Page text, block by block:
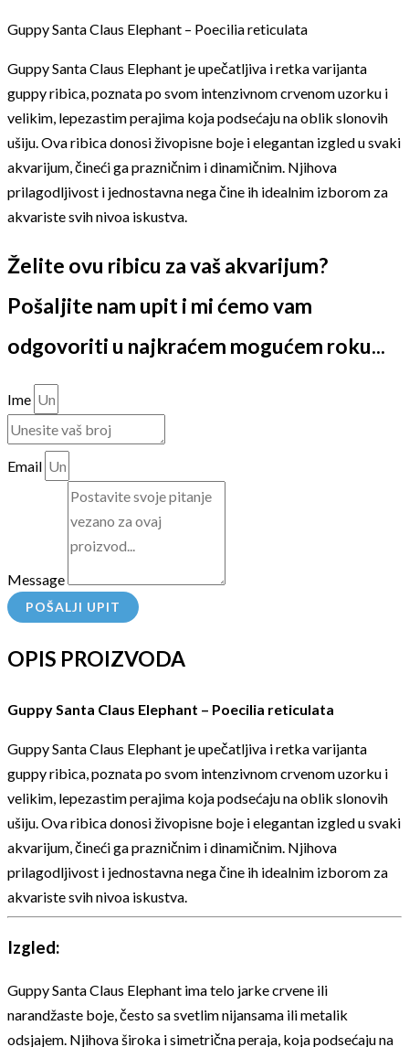
Guppy Santa Claus Elephant – Poecilia reticulata
Guppy Santa Claus Elephant je upečatljiva i retka varijanta
guppy ribica, poznata po svom intenzivnom crvenom uzorku i
velikim, lepezastim perajima koja podsećaju na oblik slonovih
ušiju. Ova ribica donosi živopisne boje i elegantan izgled u svaki
akvarijum, čineći ga prazničnim i dinamičnim. Njihova
prilagodljivost i jednostavna nega čine ih idealnim izborom za
akvariste svih nivoa iskustva.
Želite ovu ribicu za vaš akvarijum?
Pošaljite nam upit i mi ćemo vam
odgovoriti u najkraćem mogućem roku...
Ime
Email
Message
POŠALJI UPIT
OPIS PROIZVODA
Guppy Santa Claus Elephant – Poecilia reticulata
Guppy Santa Claus Elephant je upečatljiva i retka varijanta
guppy ribica, poznata po svom intenzivnom crvenom uzorku i
velikim, lepezastim perajima koja podsećaju na oblik slonovih
ušiju. Ova ribica donosi živopisne boje i elegantan izgled u svaki
akvarijum, čineći ga prazničnim i dinamičnim. Njihova
prilagodljivost i jednostavna nega čine ih idealnim izborom za
akvariste svih nivoa iskustva.
Izgled:
Guppy Santa Claus Elephant ima telo jarke crvene ili
narandžaste boje, često sa svetlim nijansama ili metalik
odsjajem. Njihova široka i simetrična peraja, koja podsećaju na